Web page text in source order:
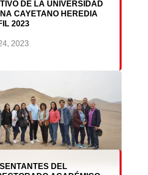
DE LA UNIVERSIDAD
CAYETANO HEREDIA
2023
2023
DEL